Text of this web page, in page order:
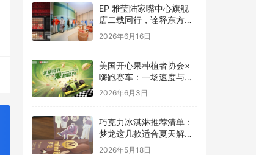
EP 雅莹陆家嘴中心旗舰
店二载同行，诠释东方雅
致与有机生活
2026年6月16日
美国开心果种植者协会×
嗨跑赛车：一场速度与能
量的跨界碰撞
2026年6月3日
巧克力冰淇淋推荐清单：
梦龙这几款适合夏天解馋
又不腻
2026年5月18日